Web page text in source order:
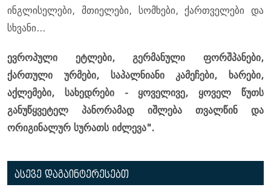
ინგლისელები, მთიელები, სომხები, ქართველები და
სხვანი...
ევროპული ეტლები, გერმანული ფორშპანები,
ქართული ურმები, საპალნიანი კამეჩები, ხარები,
აქლემები, სახედრები - ყოველივე, ყოველ წუთს
განუწყვეტელ პანორამად იშლება თვალწინ და
ორიგინალურ სურათს იძლევა".
ასევე დაგაინტერესებთ